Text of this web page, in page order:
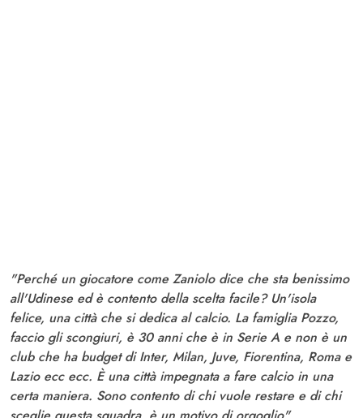
"Perché un giocatore come Zaniolo dice che sta benissimo
all'Udinese ed è contento della scelta facile? Un'isola
felice, una città che si dedica al calcio. La famiglia Pozzo,
faccio gli scongiuri, è 30 anni che è in Serie A e non è un
club che ha budget di Inter, Milan, Juve, Fiorentina, Roma e
Lazio ecc ecc. È una città impegnata a fare calcio in una
certa maniera. Sono contento di chi vuole restare e di chi